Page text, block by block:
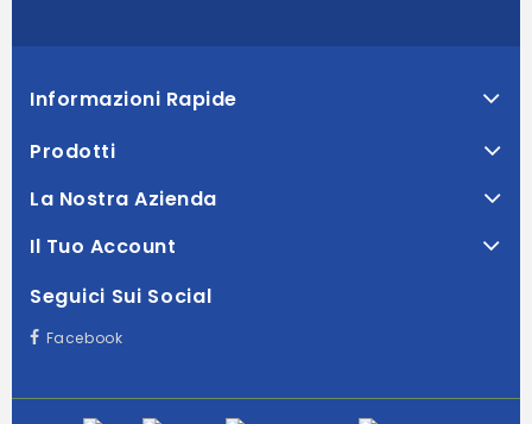
Informazioni Rapide
Prodotti
La Nostra Azienda
Il Tuo Account
Seguici Sui Social
Facebook